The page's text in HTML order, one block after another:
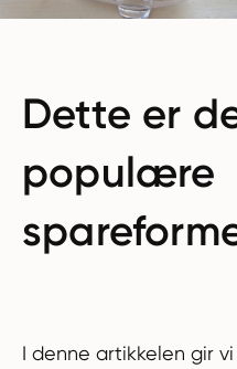
Dette er
populære
I denne artikkelen gir